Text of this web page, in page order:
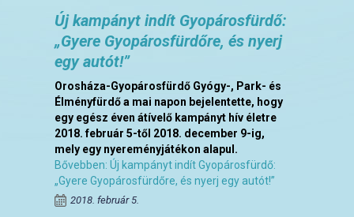
Új kampányt indít Gyopárosfürdő:
„Gyere Gyopárosfürdőre, és nyerj
egy autót!”
Orosháza-Gyopárosfürdő Gyógy-, Park- és
Élményfürdő a mai napon bejelentette, hogy
egy egész éven átívelő kampányt hív életre
2018. február 5-től 2018. december 9-ig,
mely egy nyereményjátékon alapul.
Bővebben: Új kampányt indít Gyopárosfürdő:
„Gyere Gyopárosfürdőre, és nyerj egy autót!”
2018. február 5.